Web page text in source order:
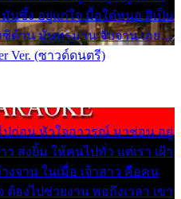
นซึ้ง อยู่แก่ใจ มื้อใด๋หนอ สิเป็น
ซิด้าน มันทรมาน จับจาน เอย…
Ver. (ซาวด์ดนตรี)
ปก่อน หัวใจอาวรณ์ มาซ่อน อยู่
ส่งยิ้ม ให้คนไปทั่ว แต่เรา เฝ้า
งจาน ในเมื่อ เจ้าสาว คือคน
องไปช่วยงาน พอถึงเวลา เขา